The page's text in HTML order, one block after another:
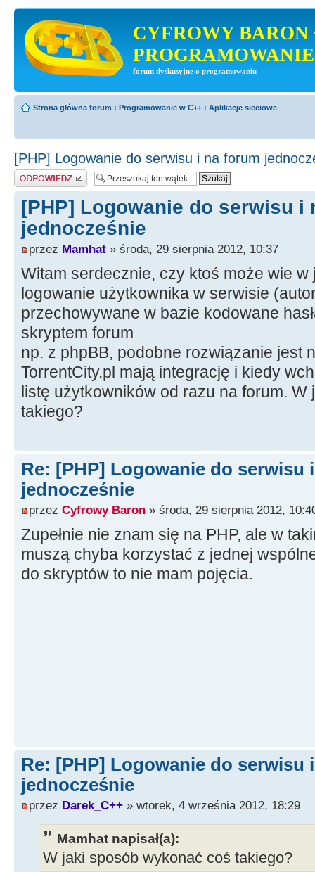
CYFROWY BARON
PROGRAMOWANIE
forum dyskusyjne o programowaniu
Strona główna forum ‹ Programowanie w C++ ‹ Aplikacje sieciowe
[PHP] Logowanie do serwisu i na forum
Odpowiedz
[PHP] Logowanie do serwisu i
jednocześnie
przez Mamhat » środa, 29 sierpnia 2012, 10:37
Witam serdecznie, czy ktoś może wie
logowanie użytkownika w serwisie
przechowywane w bazie kodowane
skryptem forum
np. z phpBB, podobne rozwiązanie jest
TorrentCity.pl mają integrację i kiedy
listę użytkowników od razu na forum.
takiego?
Re: [PHP] Logowanie do serwisu
jednocześnie
przez Cyfrowy Baron » środa, 29 sierpnia 2012,
Zupełnie nie znam się na PHP, ale w
muszą chyba korzystać z jednej
do skryptów to nie mam pojęcia.
Re: [PHP] Logowanie do serwisu
jednocześnie
przez Darek_C++ » wtorek, 4 września 2012, 18:29
Mamhat napisał(a):
W jaki sposób wykonać coś takiego?